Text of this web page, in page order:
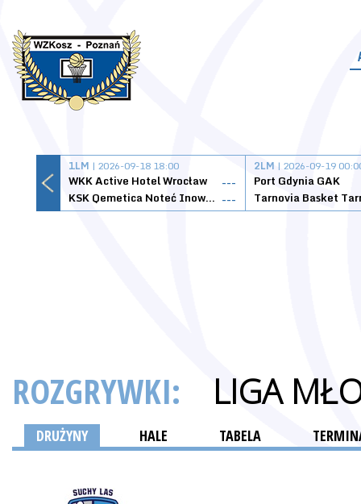
1LM | 2026-09-18 18:00
WKK Active Hotel Wrocław
---
KSK Qemetica Noteć Inowrocław ---
2LM | 2026-09-19
Port Gdynia GAK
ROZGRYWKI: LIGA
DRUŻYNY HALE TABELA